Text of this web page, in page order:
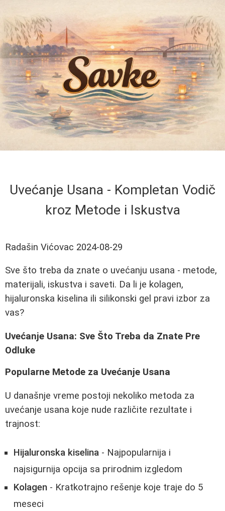
Uvećanje Usana - Kompletan Vodič
kroz Metode i Iskustva
Radašin Vićovac 2024-08-29
Sve što treba da znate o uvećanju usana - metode,
materijali, iskustva i saveti. Da li je kolagen,
hijaluronska kiselina ili silikonski gel pravi izbor za
vas?
Uvećanje Usana: Sve Što Treba da Znate Pre
Odluke
Popularne Metode za Uvećanje Usana
U današnje vreme postoji nekoliko metoda za
uvećanje usana koje nude različite rezultate i
trajnost:
Hijaluronska kiselina - Najpopularnija i
najsigurnija opcija sa prirodnim izgledom
Kolagen - Kratkotrajno rešenje koje traje do 5
meseci